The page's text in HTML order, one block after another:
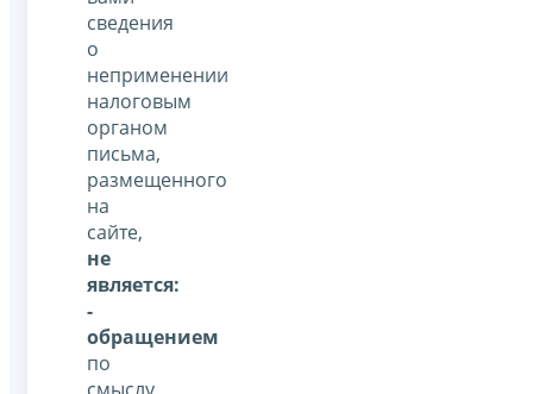
сведения
о
неприменении
налоговым
органом
письма,
размещенного
на
сайте,
не
является:
-
обращением
по